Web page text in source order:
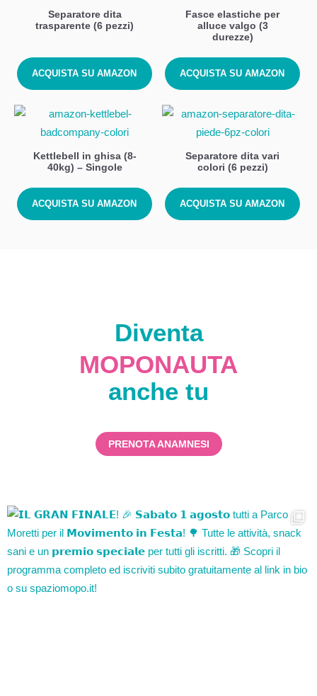
Separatore dita
trasparente (6 pezzi)
ACQUISTA SU AMAZON
Fasce elastiche per
alluce valgo (3
durezze)
ACQUISTA SU AMAZON
Kettlebell in ghisa (8-
40kg) – Singole
ACQUISTA SU AMAZON
Separatore dita vari
colori (6 pezzi)
ACQUISTA SU AMAZON
Diventa
MOPONAUTA
anche tu
PRENOTA ANAMNESI